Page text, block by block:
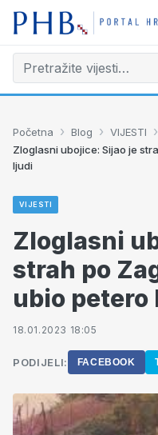
Početna › Blog › VIJESTI ›
Zloglasni ubojice: Sijao je
ljudi
VIJESTI
Zloglasni
strah po
ubio petero
18.01.2023 18:05
PODIJELI: FACEBOOK